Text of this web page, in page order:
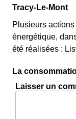
Tracy-Le-Mont
Plusieurs
énergétique,
été réalisées :
La
Laisser un